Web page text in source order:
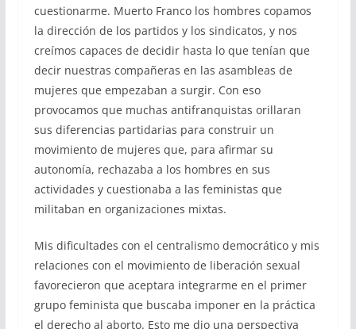
cuestionarme. Muerto Franco los hombres copamos
la dirección de los partidos y los sindicatos, y nos
creímos capaces de decidir hasta lo que tenían que
decir nuestras compañeras en las asambleas de
mujeres que empezaban a surgir. Con eso
provocamos que muchas antifranquistas orillaran
sus diferencias partidarias para construir un
movimiento de mujeres que, para afirmar su
autonomía, rechazaba a los hombres en sus
actividades y cuestionaba a las feministas que
militaban en organizaciones mixtas.
Mis dificultades con el centralismo democrático y mis
relaciones con el movimiento de liberación sexual
favorecieron que aceptara integrarme en el primer
grupo feminista que buscaba imponer en la práctica
el derecho al aborto. Esto me dio una perspectiva